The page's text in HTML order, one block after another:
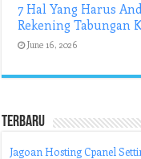
7 Hal Yang Harus
Rekening Tabungan
June 16, 2026
Terbaru
Jagoan Hosting Cpanel